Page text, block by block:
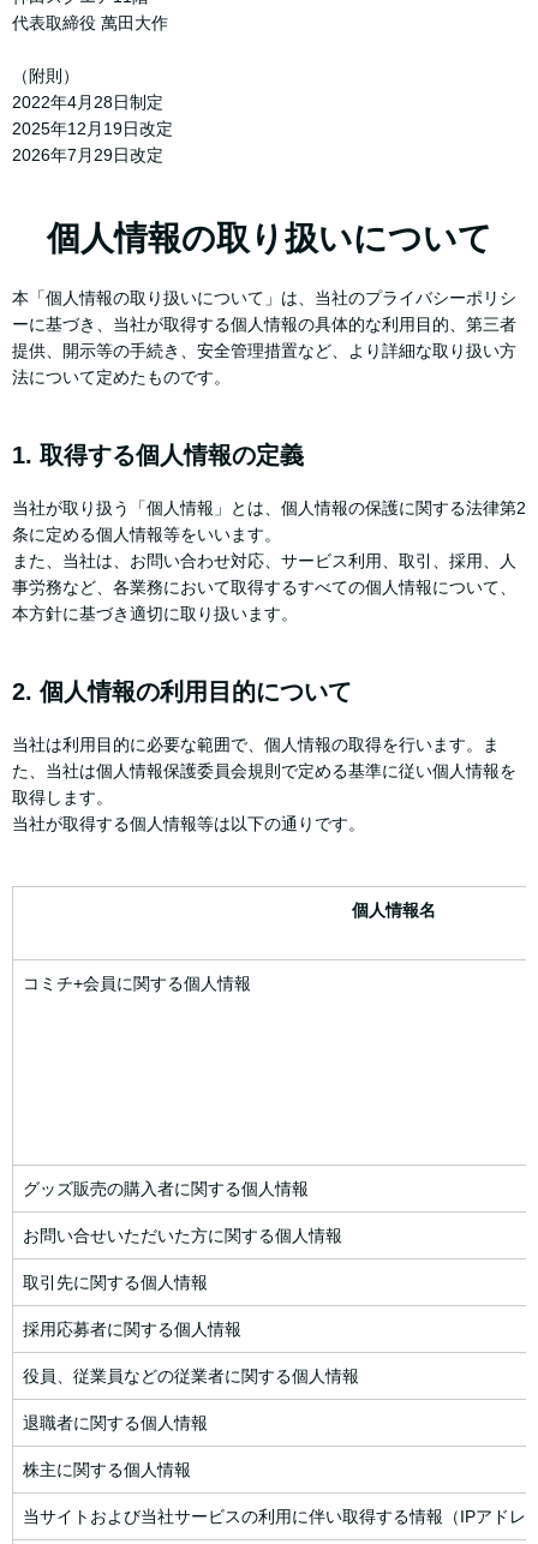
代表取締役 萬田大作
（附則）
2022年4月28日制定
2025年12月19日改定
2026年7月29日改定
個人情報の取り扱いについて
本「個人情報の取り扱いについて」は、当社のプライバシーポリシ
ーに基づき、当社が取得する個人情報の具体的な利用目的、第三者
提供、開示等の手続き、安全管理措置など、より詳細な取り扱い方
法について定めたものです。
1. 取得する個人情報の定義
当社が取り扱う「個人情報」とは、個人情報の保護に関する法律第2
条に定める個人情報等をいいます。
また、当社は、お問い合わせ対応、サービス利用、取引、採用、人
事労務など、各業務において取得するすべての個人情報について、
本方針に基づき適切に取り扱います。
2. 個人情報の利用目的について
当社は利用目的に必要な範囲で、個人情報の取得を行います。ま
た、当社は個人情報保護委員会規則で定める基準に従い個人情報を
取得します。
当社が取得する個人情報等は以下の通りです。
個人情報名
コミチ+会員に関する個人情報
グッズ販売の購入者に関する個人情報
お問い合せいただいた方に関する個人情報
取引先に関する個人情報
採用応募者に関する個人情報
役員、従業員などの従業者に関する個人情報
退職者に関する個人情報
株主に関する個人情報
当サイトおよび当社サービスの利用に伴い取得する情報（IPアドレ